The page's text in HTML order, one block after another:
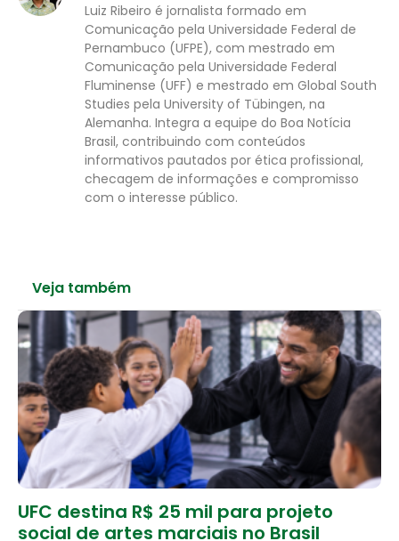
Luiz Ribeiro é jornalista formado em
Comunicação pela Universidade Federal de
Pernambuco (UFPE), com mestrado em
Comunicação pela Universidade Federal
Fluminense (UFF) e mestrado em Global South
Studies pela University of Tübingen, na
Alemanha. Integra a equipe do Boa Notícia
Brasil, contribuindo com conteúdos
informativos pautados por ética profissional,
checagem de informações e compromisso
com o interesse público.
Veja também
UFC destina R$ 25 mil para projeto
social de artes marciais no Brasil